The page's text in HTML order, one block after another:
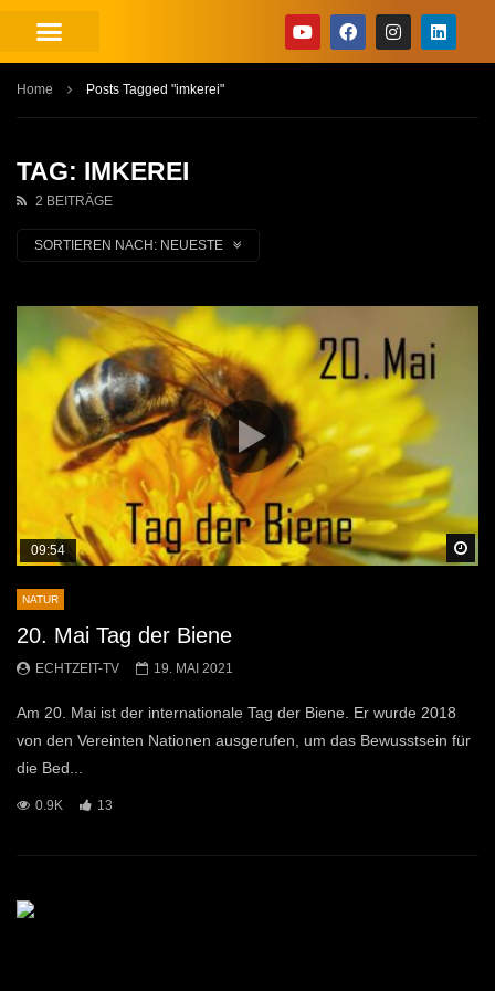
Home Posts Tagged "imkerei"
TAG: IMKEREI
2 BEITRÄGE
SORTIEREN NACH: NEUESTE
09:54
NATUR
20. Mai Tag der Biene
ECHTZEIT-TV 19. MAI 2021
Am 20. Mai ist der internationale Tag der Biene. Er wurde 2018
von den Vereinten Nationen ausgerufen, um das Bewusstsein für
die Bed...
0.9K 13